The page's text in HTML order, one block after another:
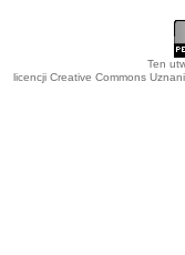
Ten
licencji Creative Commons